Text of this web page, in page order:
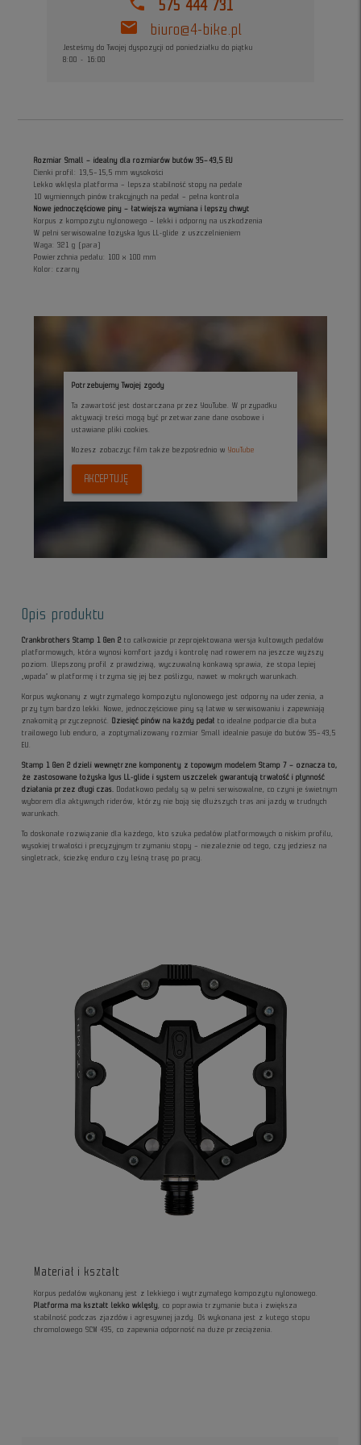
575 444 731
mail biuro@4-bike.pl
Jesteśmy do Twojej dyspozycji od poniedziałku do piątku
8:00 - 16:00
Rozmiar Small – idealny dla rozmiarów butów 35–43,5 EU
Cienki profil: 13,5–15,5 mm wysokości
Lekko wklęsła platforma – lepsza stabilność stopy na pedale
10 wymiennych pinów trakcyjnych na pedał – pełna kontrola
Nowe jednoczęściowe piny – łatwiejsza wymiana i lepszy chwyt
Korpus z kompozytu nylonowego – lekki i odporny na uszkodzenia
W pełni serwisowalne łożyska Igus LL-glide z uszczelnieniem
Waga: 321 g (para)
Powierzchnia pedału: 100 x 100 mm
Kolor: czarny
Potrzebujemy Twojej zgody
Ta zawartość jest dostarczana przez YouTube. W przypadku
aktywacji treści mogą być przetwarzane dane osobowe i
ustawiane pliki cookies.
Możesz zobaczyc film także bezpośrednio w YouTube
AKCEPTUJĘ
Opis produktu
Crankbrothers Stamp 1 Gen 2 to całkowicie przeprojektowana wersja kultowych pedałów
platformowych, która wynosi komfort jazdy i kontrolę nad rowerem na jeszcze wyższy
poziom. Ulepszony profil z prawdziwą, wyczuwalną konkawą sprawia, że stopa lepiej
„wpada” w platformę i trzyma się jej bez poślizgu, nawet w mokrych warunkach.
Korpus wykonany z wytrzymałego kompozytu nylonowego jest odporny na uderzenia, a
przy tym bardzo lekki. Nowe, jednoczęściowe piny są łatwe w serwisowaniu i zapewniają
znakomitą przyczepność. Dziesięć pinów na każdy pedał to idealne podparcie dla buta
trailowego lub enduro, a zoptymalizowany rozmiar Small idealnie pasuje do butów 35–43,5
EU.
Stamp 1 Gen 2 dzieli wewnętrzne komponenty z topowym modelem Stamp 7 – oznacza to,
że zastosowane łożyska Igus LL-glide i system uszczelek gwarantują trwałość i płynność
działania przez długi czas.
Dodatkowo pedały są w pełni serwisowalne, co czyni je świetnym
wyborem dla aktywnych riderów, którzy nie boją się dłuższych tras ani jazdy w trudnych
warunkach.
To doskonałe rozwiązanie dla każdego, kto szuka pedałów platformowych o niskim profilu,
wysokiej trwałości i precyzyjnym trzymaniu stopy – niezależnie od tego, czy jedziesz na
singletrack, ścieżkę enduro czy leśną trasę po pracy.
Materiał i kształt
Korpus pedałów wykonany jest z lekkiego i wytrzymałego kompozytu nylonowego.
Platforma ma kształt lekko wklęsły
, co poprawia trzymanie buta i zwiększa
stabilność podczas zjazdów i agresywnej jazdy. Oś wykonana jest z kutego stopu
chromolowego SCM 435, co zapewnia odporność na duże przeciążenia.